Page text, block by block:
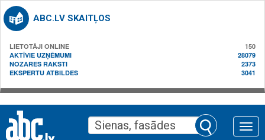
ABC.LV SKAITĻOS
LIETOTĀJI ONLINE
150
AKTĪVIE UZŅĒMUMI
28079
NOZARES RAKSTI
2373
EKSPERTU ATBILDES
3041
Toggle